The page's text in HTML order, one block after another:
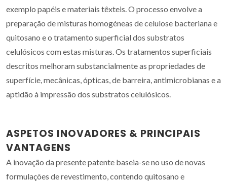
exemplo papéis e materiais têxteis. O processo envolve a
preparação de misturas homogéneas de celulose bacteriana e
quitosano e o tratamento superficial dos substratos
celulósicos com estas misturas. Os tratamentos superficiais
descritos melhoram substancialmente as propriedades de
superfície, mecânicas, ópticas, de barreira, antimicrobianas e a
aptidão à impressão dos substratos celulósicos.
ASPETOS INOVADORES & PRINCIPAIS
VANTAGENS
A inovação da presente patente baseia-se no uso de novas
formulações de revestimento, contendo quitosano e